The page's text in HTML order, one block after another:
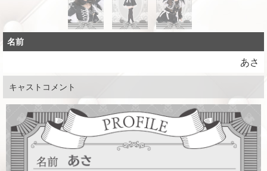
名前
あさ
キャストコメント